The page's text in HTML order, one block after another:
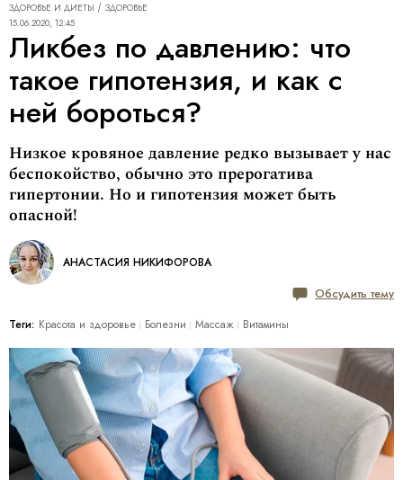
ЗДОРОВЬЕ И ДИЕТЫ
ЗДОРОВЬЕ
15.06.2020, 12:45
Ликбез по давлению: что
такое гипотензия, и как с
ней бороться?
Низкое кровяное давление редко вызывает у нас
беспокойство, обычно это прерогатива
гипертонии. Но и гипотензия может быть
опасной!
АНАСТАСИЯ НИКИФОРОВА
Обсудить тему
Теги: Красота и здоровье Болезни Массаж Витамины